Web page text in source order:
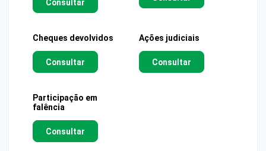
Consultar
Cheques devolvidos
Consultar
Ações judiciais
Consultar
Participação em
falência
Consultar